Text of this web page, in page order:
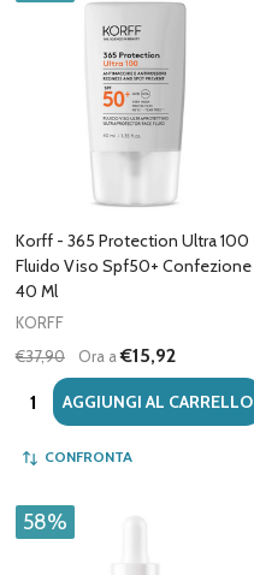
Korff - 365 Protection Ultra 100
Fluido Viso Spf50+ Confezione
40 Ml
KORFF
€37,90
Ora a€15,92
Quantità:AGGIUNGI AL CARRELLO
CONFRONTA
58%